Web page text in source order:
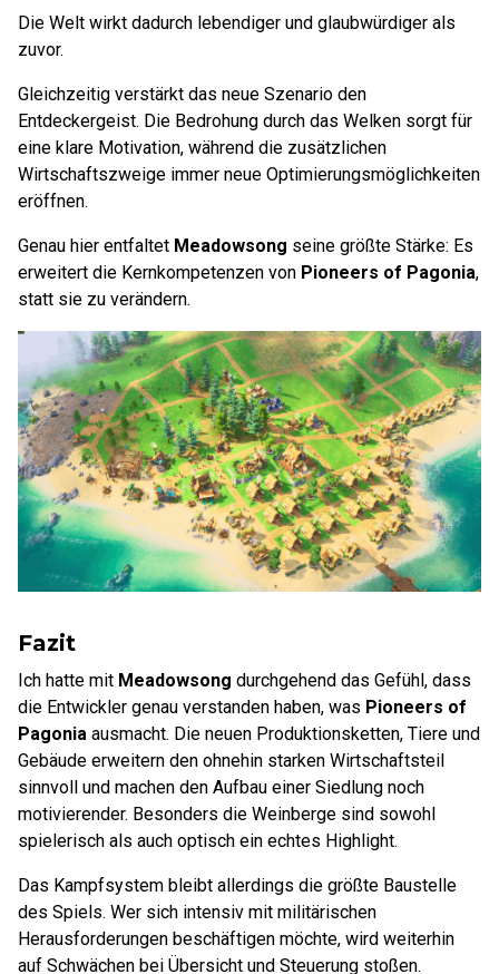
Die Welt wirkt dadurch lebendiger und glaubwürdiger als
zuvor.
Gleichzeitig verstärkt das neue Szenario den
Entdeckergeist. Die Bedrohung durch das Welken sorgt für
eine klare Motivation, während die zusätzlichen
Wirtschaftszweige immer neue Optimierungsmöglichkeiten
eröffnen.
Genau hier entfaltet Meadowsong seine größte Stärke: Es
erweitert die Kernkompetenzen von Pioneers of Pagonia,
statt sie zu verändern.
Fazit
Ich hatte mit Meadowsong durchgehend das Gefühl, dass
die Entwickler genau verstanden haben, was Pioneers of
Pagonia ausmacht. Die neuen Produktionsketten, Tiere und
Gebäude erweitern den ohnehin starken Wirtschaftsteil
sinnvoll und machen den Aufbau einer Siedlung noch
motivierender. Besonders die Weinberge sind sowohl
spielerisch als auch optisch ein echtes Highlight.
Das Kampfsystem bleibt allerdings die größte Baustelle
des Spiels. Wer sich intensiv mit militärischen
Herausforderungen beschäftigen möchte, wird weiterhin
auf Schwächen bei Übersicht und Steuerung stoßen.